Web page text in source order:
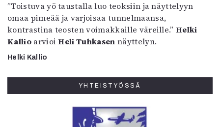
”Toistuva yö taustalla luo teoksiin ja näyttelyyn
omaa pimeää ja varjoisaa tunnelmaansa,
kontrastina teosten voimakkaille väreille.”Helki
KallioarvioiHeli Tuhkasen näyttelyn.
Helki Kallio
YHTEISTYÖSSÄ